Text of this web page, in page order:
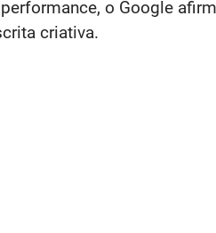
o Google
criativa.